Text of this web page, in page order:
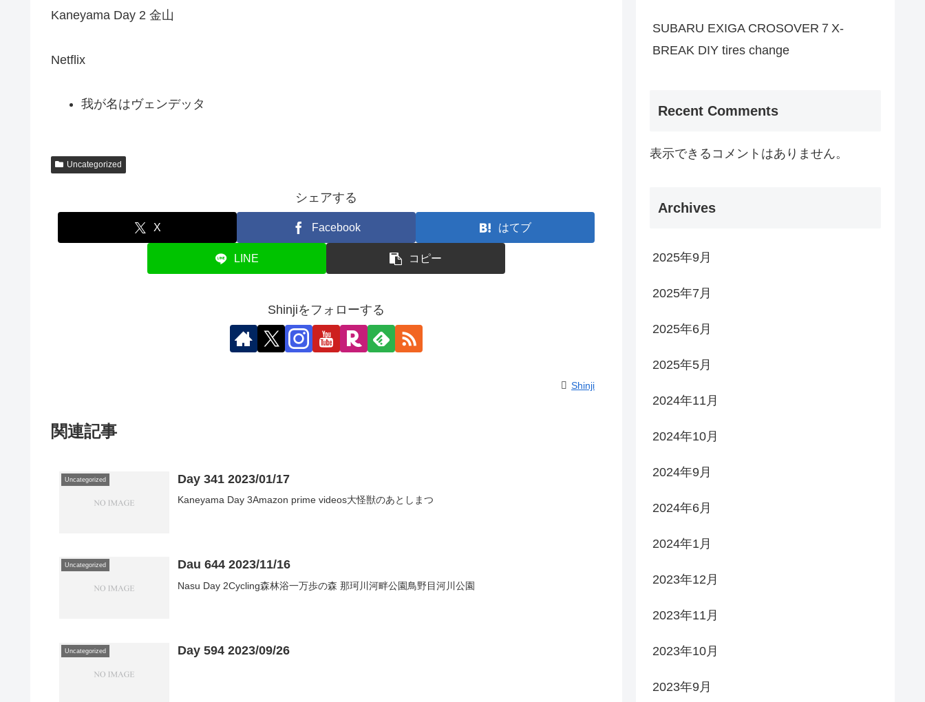
Kaneyama Day 2 金山
Netflix
我が名はヴェンデッタ
Uncategorized
シェアする
X Facebook はてブ
LINE コピー
Shinjiをフォローする
Shinji
関連記事
Uncategorized Day 341 2023/01/17
Kaneyama Day 3Amazon prime videos大怪獣のあとしまつ
Uncategorized Dau 644 2023/11/16
Nasu Day 2Cycling森林浴一万歩の森 那珂川河畔公園鳥野目河川公園
Uncategorized Day 594 2023/09/26
SUBARU EXIGA CROSOVER７X-
BREAK DIY tires change
Recent Comments
表示できるコメントはありません。
Archives
2025年9月
2025年7月
2025年6月
2025年5月
2024年11月
2024年10月
2024年9月
2024年6月
2024年1月
2023年12月
2023年11月
2023年10月
2023年9月